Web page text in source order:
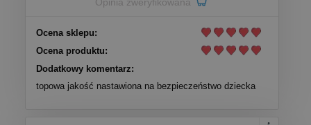
Opinia zweryfikowana
Ocena sklepu:
Ocena produktu:
Dodatkowy komentarz:
topowa jakość nastawiona na bezpieczeństwo dziecka